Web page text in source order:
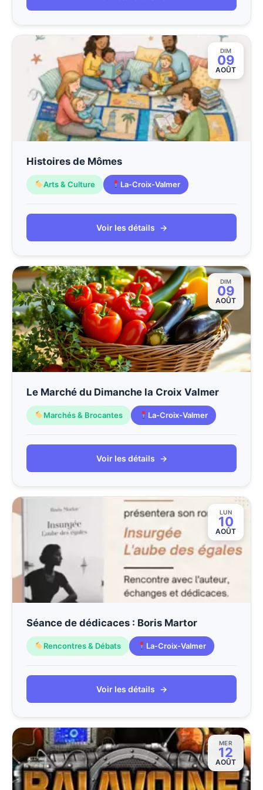
DIM
09
AOÛT
Histoires de Mômes
Arts & Culture La-Croix-Valmer
Voir les détails →
DIM
09
AOÛT
Le Marché du Dimanche la Croix Valmer
Marchés & Brocantes La-Croix-Valmer
Voir les détails →
LUN
10
AOÛT
Séance de dédicaces : Boris Martor
Rencontres & Débats La-Croix-Valmer
Voir les détails →
MER
12
AOÛT